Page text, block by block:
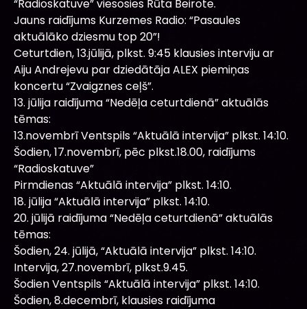
“Radioskatuve” viesosies Rūta Beirote.
Jauns raidījums Kurzemes Radio: “Pasaules
aktuālāko dziesmu top 20”!
Ceturtdien, 13.jūlijā, plkst. 9:45 klausies interviju ar
Aiju Andrejevu par dziedātāja ALEX piemiņas
koncertu “Zvaigznes ceļš”.
13. jūlija raidījuma “Nedēļa ceturtdienā” aktuālās
tēmas:
13.novembrī Ventspils “Aktuālā intervija” plkst. 14:10.
Šodien, 17.novembrī, pēc plkst.18.00, raidījums
“Radioskatuve”
Pirmdienas “Aktuālā intervija” plkst. 14:10.
18. jūlija “Aktuālā intervija” plkst. 14:10.
20. jūlijā raidījuma “Nedēļa ceturtdienā” aktuālās
tēmas:
Šodien, 24. jūlijā, “Aktuālā intervija” plkst. 14:10.
Intervija, 27.novembrī, plkst.9.45.
Šodien Ventspils “Aktuālā intervija” plkst. 14:10.
Šodien, 8.decembrī, klausies raidījuma